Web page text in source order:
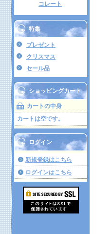
コレート
特集
プレゼント
クリスマス
セール品
ショッピングカート
カートの中身
カートは空です。
ログイン
新規登録はこちら
ログインはこちら